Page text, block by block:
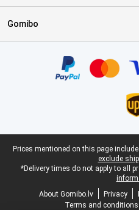
Gomibo
Legal footer
Prices mentioned on this page
exclude
*Delivery times do not apply to all
About Gomibo.lv
Privacy
Terms and conditions